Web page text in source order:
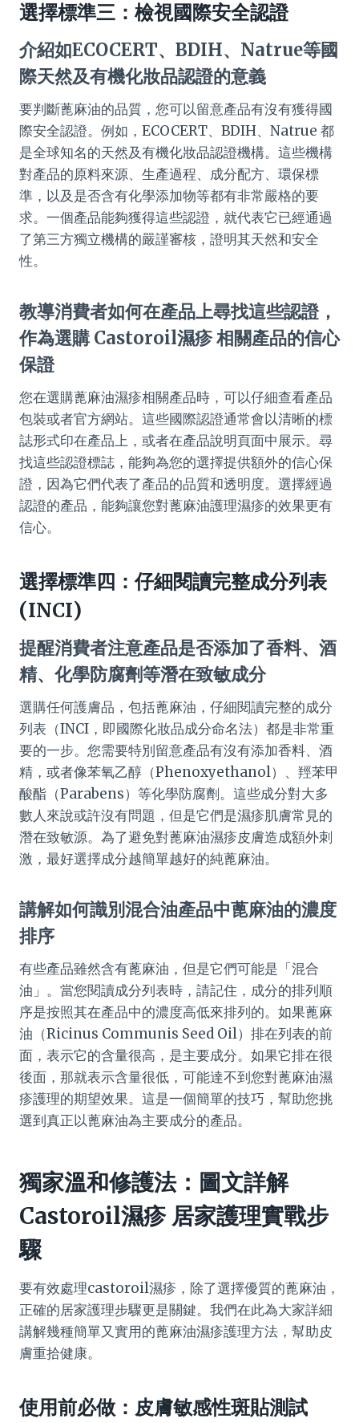
選擇標準三：檢視國際安全認證
介紹如ECOCERT、BDIH、Natrue等國
際天然及有機化妝品認證的意義
要判斷蓖麻油的品質，您可以留意產品有沒有獲得國
際安全認證。例如，ECOCERT、BDIH、Natrue 都
是全球知名的天然及有機化妝品認證機構。這些機構
對產品的原料來源、生產過程、成分配方、環保標
準，以及是否含有化學添加物等都有非常嚴格的要
求。一個產品能夠獲得這些認證，就代表它已經通過
了第三方獨立機構的嚴謹審核，證明其天然和安全
性。
教導消費者如何在產品上尋找這些認證，
作為選購 Castoroil濕疹 相關產品的信心
保證
您在選購蓖麻油濕疹相關產品時，可以仔細查看產品
包裝或者官方網站。這些國際認證通常會以清晰的標
誌形式印在產品上，或者在產品說明頁面中展示。尋
找這些認證標誌，能夠為您的選擇提供額外的信心保
證，因為它們代表了產品的品質和透明度。選擇經過
認證的產品，能夠讓您對蓖麻油護理濕疹的效果更有
信心。
選擇標準四：仔細閱讀完整成分列表
(INCI)
提醒消費者注意產品是否添加了香料、酒
精、化學防腐劑等潛在致敏成分
選購任何護膚品，包括蓖麻油，仔細閱讀完整的成分
列表（INCI，即國際化妝品成分命名法）都是非常重
要的一步。您需要特別留意產品有沒有添加香料、酒
精，或者像苯氧乙醇（Phenoxyethanol）、羥苯甲
酸酯（Parabens）等化學防腐劑。這些成分對大多
數人來說或許沒有問題，但是它們是濕疹肌膚常見的
潛在致敏源。為了避免對蓖麻油濕疹皮膚造成額外刺
激，最好選擇成分越簡單越好的純蓖麻油。
講解如何識別混合油產品中蓖麻油的濃度
排序
有些產品雖然含有蓖麻油，但是它們可能是「混合
油」。當您閱讀成分列表時，請記住，成分的排列順
序是按照其在產品中的濃度高低來排列的。如果蓖麻
油（Ricinus Communis Seed Oil）排在列表的前
面，表示它的含量很高，是主要成分。如果它排在很
後面，那就表示含量很低，可能達不到您對蓖麻油濕
疹護理的期望效果。這是一個簡單的技巧，幫助您挑
選到真正以蓖麻油為主要成分的產品。
獨家溫和修護法：圖文詳解
Castoroil濕疹 居家護理實戰步
驟
要有效處理castoroil濕疹，除了選擇優質的蓖麻油，
正確的居家護理步驟更是關鍵。我們在此為大家詳細
講解幾種簡單又實用的蓖麻油濕疹護理方法，幫助皮
膚重拾健康。
使用前必做：皮膚敏感性斑貼測試